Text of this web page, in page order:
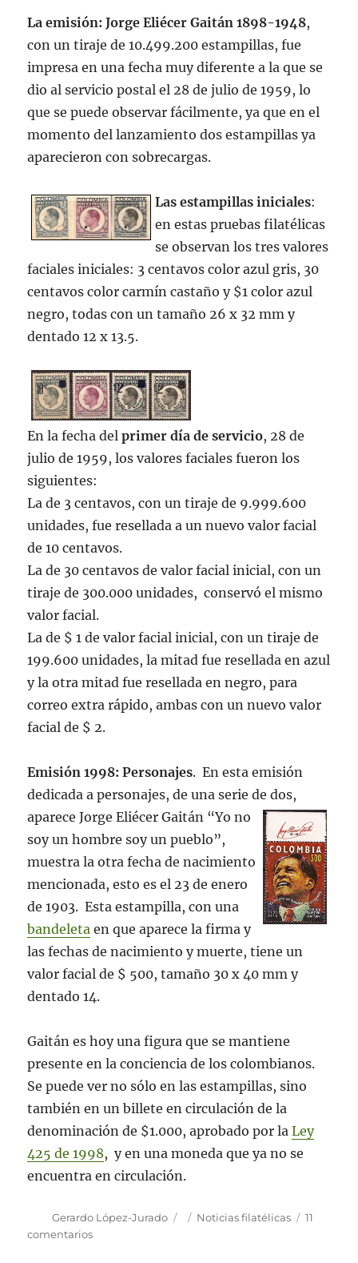
La emisión: Jorge Eliécer Gaitán 1898-1948,
con un tiraje de 10.499.200 estampillas, fue
impresa en una fecha muy diferente a la que se
dio al servicio postal el 28 de julio de 1959, lo
que se puede observar fácilmente, ya que en el
momento del lanzamiento dos estampillas ya
aparecieron con sobrecargas.
Las estampillas iniciales:
en estas pruebas filatélicas
se observan los tres valores
faciales iniciales: 3 centavos color azul gris, 30
centavos color carmín castaño y $1 color azul
negro, todas con un tamaño 26 x 32 mm y
dentado 12 x 13.5.
En la fecha delprimer día de servicio, 28 de
julio de 1959, los valores faciales fueron los
siguientes:
La de 3 centavos, con un tiraje de 9.999.600
unidades, fue resellada a un nuevo valor facial
de 10 centavos.
La de 30 centavos de valor facial inicial, con un
tiraje de 300.000 unidades, conservó el mismo
valor facial.
La de $ 1 de valor facial inicial, con un tiraje de
199.600 unidades, la mitad fue resellada en azul
y la otra mitad fue resellada en negro, para
correo extra rápido, ambas con un nuevo valor
facial de $ 2.
Emisión 1998: Personajes. En esta emisión
dedicada a personajes, de una serie de dos,
aparece Jorge Eliécer Gaitán “Yo no
soy un hombre soy un pueblo”,
muestra la otra fecha de nacimiento
mencionada, esto es el 23 de enero
de 1903. Esta estampilla, con una
bandeleta en que aparece la firma y
las fechas de nacimiento y muerte, tiene un
valor facial de $ 500, tamaño 30 x 40 mm y
dentado 14.
Gaitán es hoy una figura que se mantiene
presente en la conciencia de los colombianos.
Se puede ver no sólo en las estampillas, sino
también en un billete en circulación de la
denominación de $1.000, aprobado por laLey
425 de 1998, y en una moneda que ya no se
encuentra en circulación.
Autor
Gerardo López-Jurado
Publicado
Categorías
Noticias filatélicas
11
comentariosen